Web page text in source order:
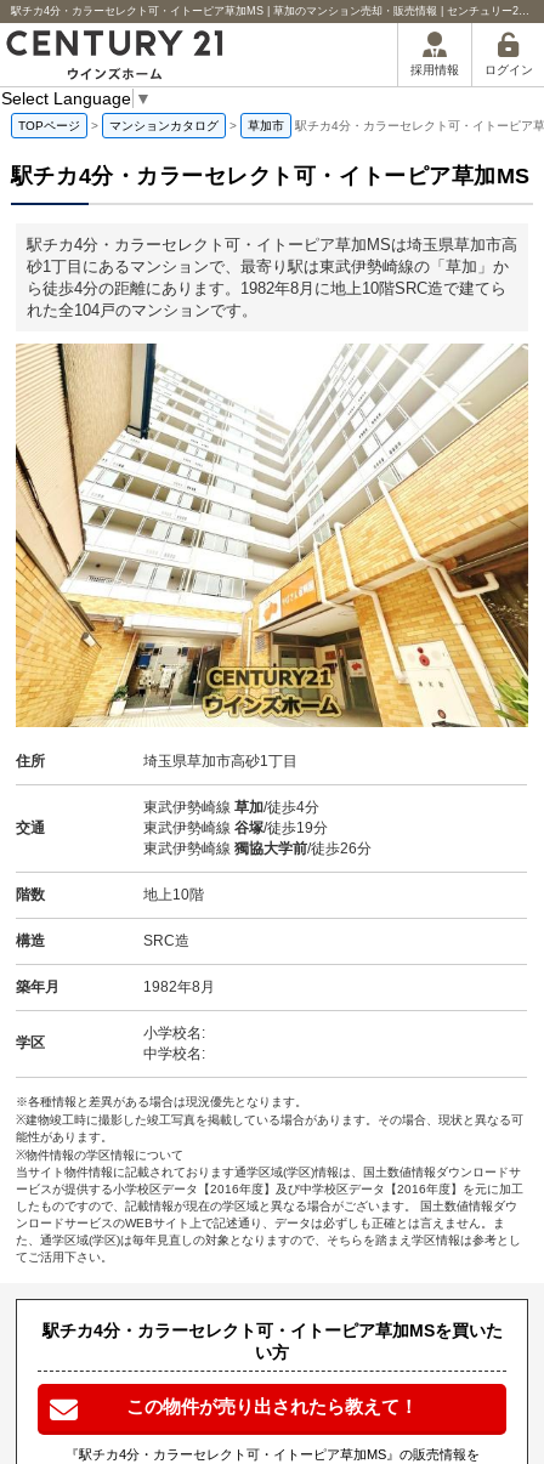
駅チカ4分・カラーセレクト可・イトーピア草加MS | 草加のマンション売却・販売情報 | センチュリー21ウインズホーム
採用情報 ログイン
Select Language ▼
TOPページ > マンションカタログ > 草加市 駅チカ4分・カラーセレクト可・イトーピア
駅チカ4分・カラーセレクト可・イトーピア草加MS
駅チカ4分・カラーセレクト可・イトーピア草加MSは埼玉県草加市高
砂1丁目にあるマンションで、最寄り駅は東武伊勢崎線の「草加」か
ら徒歩4分の距離にあります。1982年8月に地上10階SRC造で建てら
れた全104戸のマンションです。
住所 埼玉県草加市高砂1丁目
交通
東武伊勢崎線草加/徒歩4分
東武伊勢崎線谷塚/徒歩19分
東武伊勢崎線獨協大学前/徒歩26分
階数 地上10階
構造 SRC造
築年月 1982年8月
学区
小学校名:
中学校名:
※各種情報と差異がある場合は現況優先となります。
※建物竣工時に撮影した竣工写真を掲載している場合があります。その場合、現状と異なる可
能性があります。
※物件情報の学区情報について
当サイト物件情報に記載されております通学区域(学区)情報は、国土数値情報ダウンロードサ
ービスが提供する小学校区データ【2016年度】及び中学校区データ【2016年度】を元に加工
したものですので、記載情報が現在の学区域と異なる場合がございます。 国土数値情報ダウ
ンロードサービスのWEBサイト上で記述通り、データは必ずしも正確とは言えません。ま
た、通学区域(学区)は毎年見直しの対象となりますので、そちらを踏まえ学区情報は参考とし
てご活用下さい。
駅チカ4分・カラーセレクト可・イトーピア草加MSを買いた
い方
この物件が売り出されたら教えて！
『駅チカ4分・カラーセレクト可・イトーピア草加MS』の販売情報を